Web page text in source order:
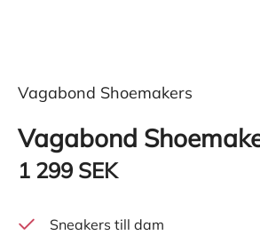
Vagabond Shoemakers
Vagabond
1 299 SEK
Sneakers till dam